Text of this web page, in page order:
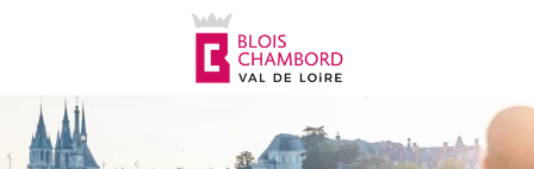
principal